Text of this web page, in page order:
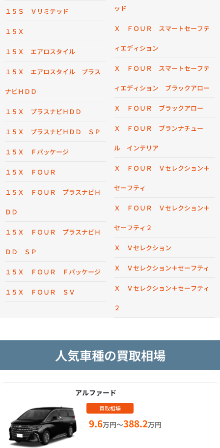
１５Ｓ Ｖリミテッド
１５Ｘ
１５Ｘ エアロスタイル
１５Ｘ エアロスタイル プラス
ナビＨＤＤ
１５Ｘ プラスナビＨＤＤ
１５Ｘ プラスナビＨＤＤ ＳＰ
１５Ｘ Ｆパッケージ
１５Ｘ ＦＯＵＲ
１５Ｘ ＦＯＵＲ プラスナビＨ
ＤＤ
１５Ｘ ＦＯＵＲ プラスナビＨ
ＤＤ ＳＰ
１５Ｘ ＦＯＵＲ Ｆパッケージ
１５Ｘ ＦＯＵＲ ＳＶ
ッド
Ｘ ＦＯＵＲ スマートセーフテ
ィエディション
Ｘ ＦＯＵＲ スマートセーフテ
ィエディション ブラックアロー
Ｘ ＦＯＵＲ ブラックアロー
Ｘ ＦＯＵＲ ブランナチュー
ル インテリア
Ｘ ＦＯＵＲ Ｖセレクション＋
セーフティ
Ｘ ＦＯＵＲ Ｖセレクション＋
セーフティ２
Ｘ Ｖセレクション
Ｘ Ｖセレクション＋セーフティ
Ｘ Ｖセレクション＋セーフティ
２
人気車種の買取相場
アルファード
買取相場
9.6万円～388.2万円